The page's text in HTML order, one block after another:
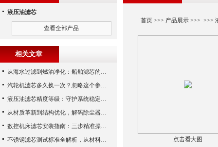
首页>>> 产品展示>>> >>>
点击看大图
液压油滤芯
查看全部产品
相关文章
从海水过滤到燃油净化：船舶滤芯的多场景应用解析
汽轮机滤芯多久换一次？忽略这个参数，机组非停损失可能上百万！
液压油滤芯精度等级：守护系统稳定与寿命的“微米标尺”
从材质革新到结构优化，解码除尘器滤芯性能跃升的核心逻辑
数控机床滤芯安装指南：三步精准操作，杜绝设备“亚健康”
不锈钢滤芯测试标准全解析，从材料性能到应用场景的严苛验证